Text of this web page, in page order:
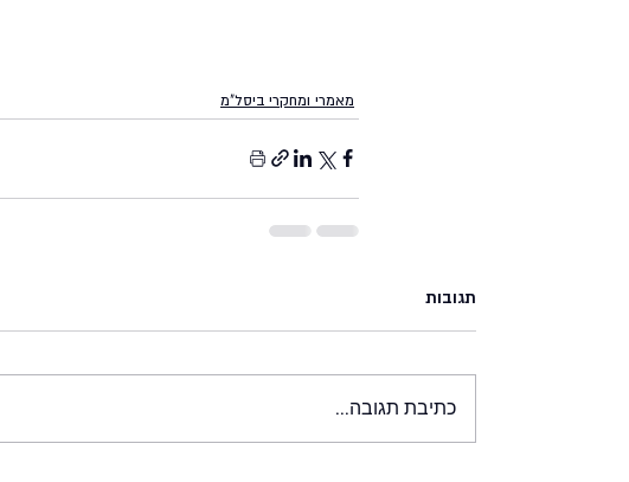
מאמרי ומחקרי ביסל"מ
תגובות
כתיבת תגובה...